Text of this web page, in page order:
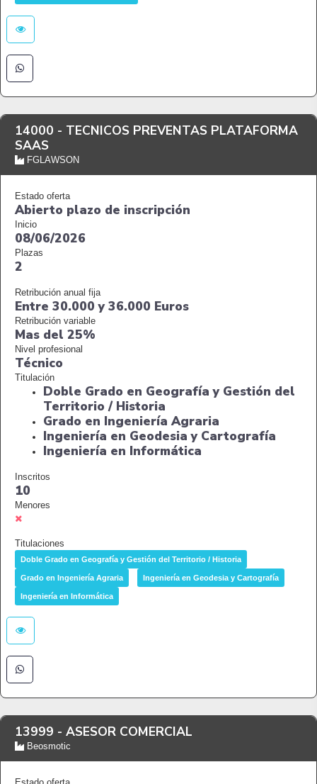
14000 - TECNICOS PREVENTAS PLATAFORMA
SAAS
FGLAWSON
Estado oferta
Abierto plazo de inscripción
Inicio
08/06/2026
Plazas
2
Retribución anual fija
Entre 30.000 y 36.000 Euros
Retribución variable
Mas del 25%
Nivel profesional
Técnico
Titulación
Doble Grado en Geografía y Gestión del
Territorio / Historia
Grado en Ingeniería Agraria
Ingeniería en Geodesia y Cartografía
Ingeniería en Informática
Inscritos
10
Menores
Titulaciones
Doble Grado en Geografía y Gestión del Territorio / Historia
Grado en Ingeniería Agraria Ingeniería en Geodesia y Cartografía
Ingeniería en Informática
13999 - ASESOR COMERCIAL
Beosmotic